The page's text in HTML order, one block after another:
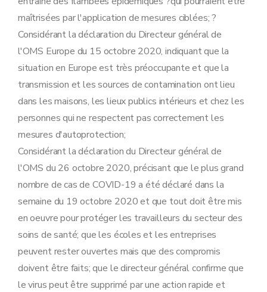
maîtrisées par l'application de mesures ciblées; ?
Considérant la déclaration du Directeur général de
l'OMS Europe du 15 octobre 2020, indiquant que la
situation en Europe est très préoccupante et que la
transmission et les sources de contamination ont lieu
dans les maisons, les lieux publics intérieurs et chez les
personnes qui ne respectent pas correctement les
mesures d'autoprotection;
Considérant la déclaration du Directeur général de
l'OMS du 26 octobre 2020, précisant que le plus grand
nombre de cas de COVID-19 a été déclaré dans la
semaine du 19 octobre 2020 et que tout doit être mis
en oeuvre pour protéger les travailleurs du secteur des
soins de santé; que les écoles et les entreprises
peuvent rester ouvertes mais que des compromis
doivent être faits; que le directeur général confirme que
le virus peut être supprimé par une action rapide et